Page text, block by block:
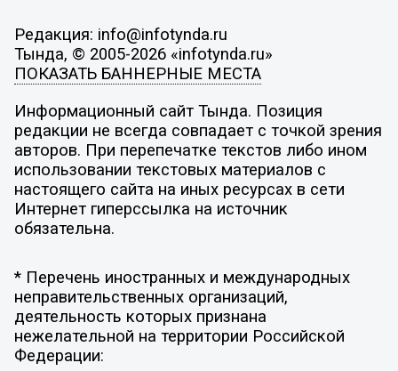
Редакция: info@infotynda.ru
Тында, © 2005-2026 «infotynda.ru»
ПОКАЗАТЬ БАННЕРНЫЕ МЕСТА
Информационный сайт Тында. Позиция
редакции не всегда совпадает с точкой зрения
авторов. При перепечатке текстов либо ином
использовании текстовых материалов с
настоящего сайта на иных ресурсах в сети
Интернет гиперссылка на источник
обязательна.
* Перечень иностранных и международных
неправительственных организаций,
деятельность которых признана
нежелательной на территории Российской
Федерации: